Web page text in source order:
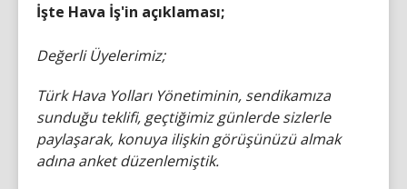
İşte Hava İş'in açıklaması;
Değerli Üyelerimiz;
Türk Hava Yolları Yönetiminin, sendikamıza
sunduğu teklifi, geçtiğimiz günlerde sizlerle
paylaşarak, konuya ilişkin görüşünüzü almak
adına anket düzenlemiştik.